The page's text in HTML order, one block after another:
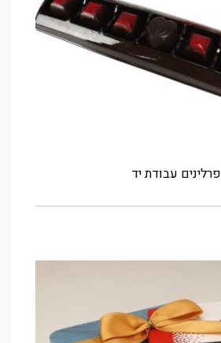
פרלינים עבודת יד